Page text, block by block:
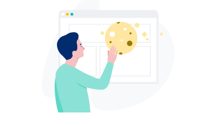
Jak to działa?